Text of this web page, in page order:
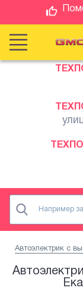
Автоэлектрик с